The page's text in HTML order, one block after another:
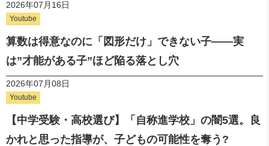
2026年07月16日
Youtube
算数は得意なのに「図形だけ」できない子——実
は”才能がある子”ほど陥る落とし穴
2026年07月08日
Youtube
【中学受験・高校選び】「自称進学校」の闇5選。良
かれと思った指導が、子どもの可能性を奪う?